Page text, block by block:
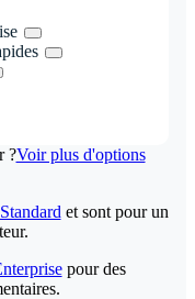
?Voir plus d'options
et sont pour un
pour des